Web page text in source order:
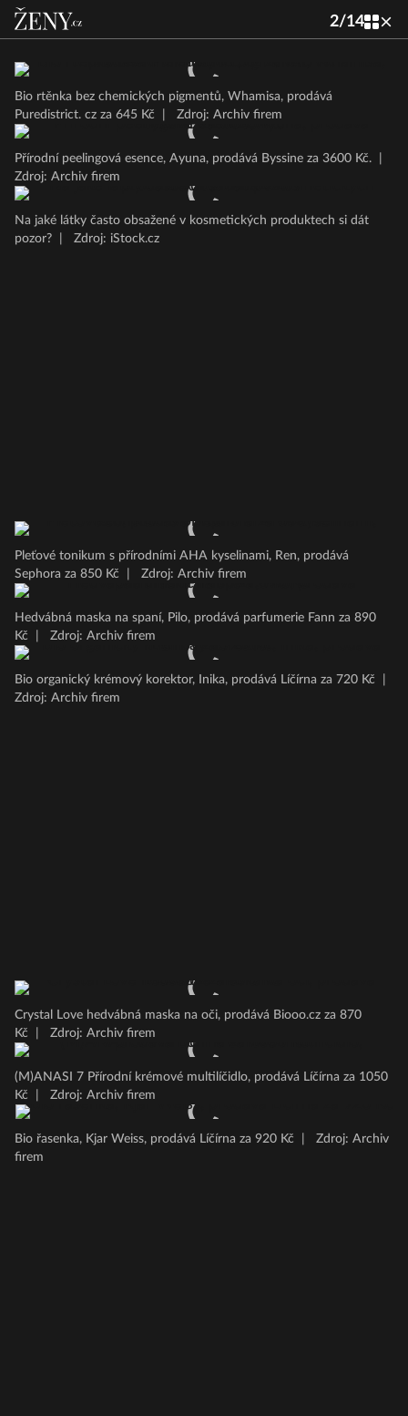
2/14
Bio rtěnka bez chemických pigmentů, Whamisa, prodává
Puredistrict. cz za 645 Kč
Zdroj: Archiv firem
Přírodní peelingová esence, Ayuna, prodává Byssine za 3600 Kč.
Zdroj: Archiv firem
Na jaké látky často obsažené v kosmetických produktech si dát
pozor?
Zdroj: iStock.cz
Pleťové tonikum s přírodními AHA kyselinami, Ren, prodává
Sephora za 850 Kč
Zdroj: Archiv firem
Hedvábná maska na spaní, Pilo, prodává parfumerie Fann za 890
Kč
Zdroj: Archiv firem
Bio organický krémový korektor, Inika, prodává Líčírna za 720 Kč
Zdroj: Archiv firem
Crystal Love hedvábná maska na oči, prodává Biooo.cz za 870
Kč
Zdroj: Archiv firem
(M)ANASI 7 Přírodní krémové multilíčidlo, prodává Líčírna za 1050
Kč
Zdroj: Archiv firem
Bio řasenka, Kjar Weiss, prodává Líčírna za 920 Kč
Zdroj: Archiv
firem